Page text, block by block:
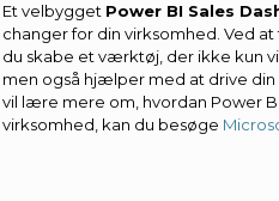
Et velbygget Power BI Sales
changer for din virksomhed. Ved
du skabe et værktøj, der ikke kun
men også hjælper med at drive din
vil lære mere om, hvordan Power
virksomhed, kan du besøge